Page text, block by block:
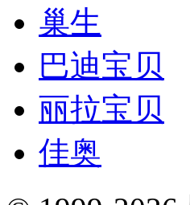
巢生
巴迪宝贝
丽拉宝贝
佳奥